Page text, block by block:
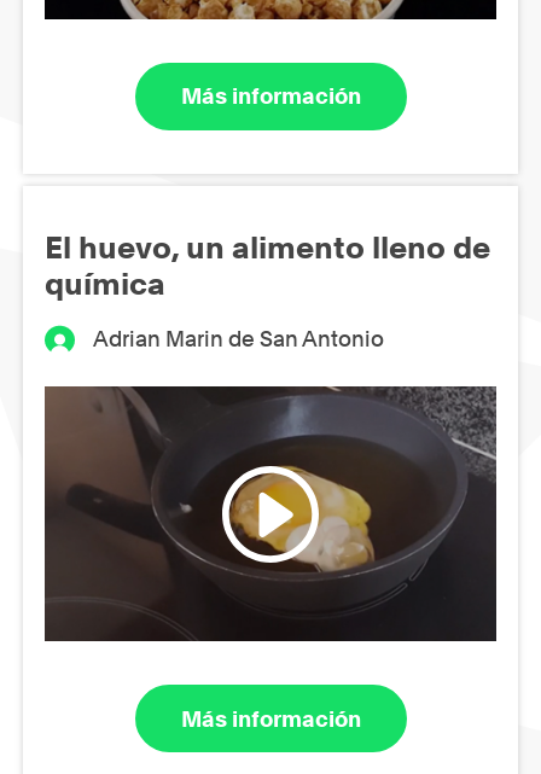
Más información
El huevo, un alimento lleno de
química
Adrian Marin de San Antonio
Más información